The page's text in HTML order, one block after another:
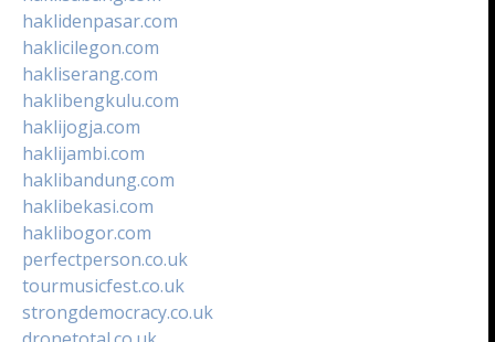
haklidenpasar.com
haklicilegon.com
hakliserang.com
haklibengkulu.com
haklijogja.com
haklijambi.com
haklibandung.com
haklibekasi.com
haklibogor.com
perfectperson.co.uk
tourmusicfest.co.uk
strongdemocracy.co.uk